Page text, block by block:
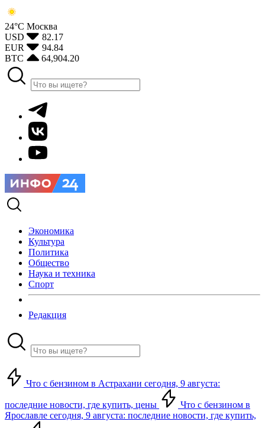
24°С Москва
USD
82.17
EUR
94.84
BTC
64,904.20
Экономика
Культура
Политика
Общество
Наука и техника
Спорт
Редакция
Что с бензином в Астрахани сегодня, 9 августа:
последние новости, где купить, цены
Что с бензином в
Ярославле сегодня, 9 августа: последние новости, где купить,